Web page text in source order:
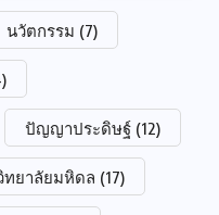
นวัตกรรม (7)
ปัญญาประดิษฐ์ (12)
ทยาลัยมหิดล (17)